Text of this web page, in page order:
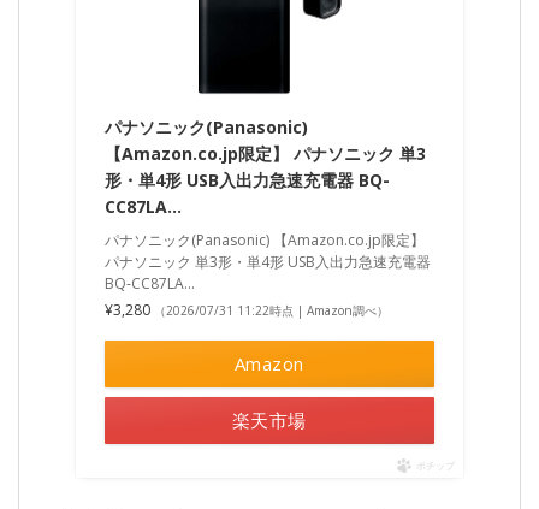
パナソニック(Panasonic)
【Amazon.co.jp限定】 パナソニック 単3
形・単4形 USB入出力急速充電器 BQ-
CC87LA…
パナソニック(Panasonic) 【Amazon.co.jp限定】
パナソニック 単3形・単4形 USB入出力急速充電器
BQ-CC87LA…
¥3,280
（2026/07/31 11:22時点 | Amazon調べ）
Amazon
楽天市場
ポチップ